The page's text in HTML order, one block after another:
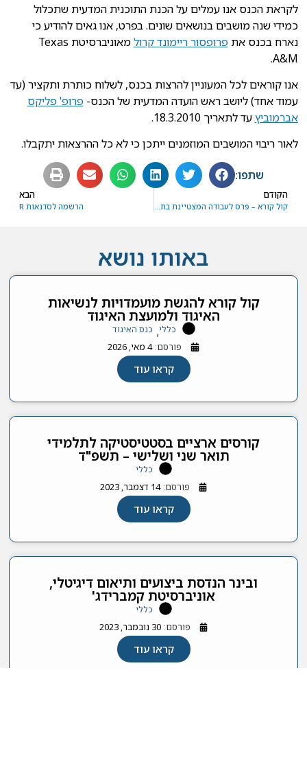
לקראת הכנס אנו עמלים על הכנת התוכנית המדעית שתכלול
כמידי שנה מושבים בנושאים שונים. בפרט, אנו גאים להודיע כי
נארח בכנס אתפרופסור ריימונד קרול
מאוניברסיטת Texas
A&M.
אנו קוראים לכל המעוניין להרצות בכנס, לשלוח כותרת ותקציר (עד
עמוד אחד) ליושב ראש הועדה המדעית של הכנס-פרופ' פליקס
אברמוביץעד לתאריך 18.3.2010.
לאור ריבוי המושבים המוזמנים ייתכן כי לא כל ההרצאות יתקבלו.
שתפו:
הקודם הבא
הרשמה לסדנאות R
באותו נושא
קול קורא להגשת מועמדויות לנשיאות
האיגוד ולמועצת האיגוד
כללי, כנס האיגוד
פורסם: 4 מאי, 2026
קראו עוד
קורסים ארציים בסטטיסטיקה לתלמידי
תואר שני ושלישי – תשפ"ד
כללי
פורסם: 14 דצמבר, 2023
קראו עוד
ובינר הנדסת ביצועים ותיאום דיגיטלי,
אוניברסיטת קמברידג'
כללי
פורסם: 30 נובמבר, 2023
קראו עוד